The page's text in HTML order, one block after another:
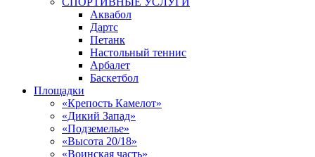
Аквабол
Дартс
Петанк
Настольный теннис
Арбалет
Баскетбол
Площадки
«Крепость Камелот»
«Дикий Запад»
«Подземелье»
«Высота 20/18»
«Воинская часть»